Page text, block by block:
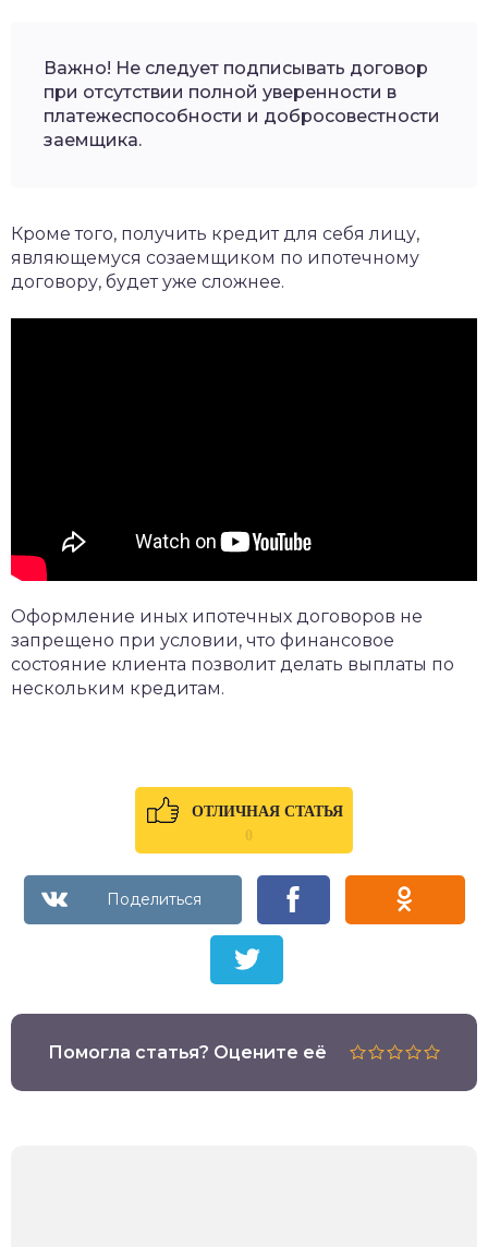
Важно! Не следует подписывать договор
при отсутствии полной уверенности в
платежеспособности и добросовестности
заемщика.
Кроме того, получить кредит для себя лицу,
являющемуся созаемщиком по ипотечному
договору, будет уже сложнее.
Оформление иных ипотечных договоров не
запрещено при условии, что финансовое
состояние клиента позволит делать выплаты по
нескольким кредитам.
ОТЛИЧНАЯ СТАТЬЯ
0
Помогла статья? Оцените её